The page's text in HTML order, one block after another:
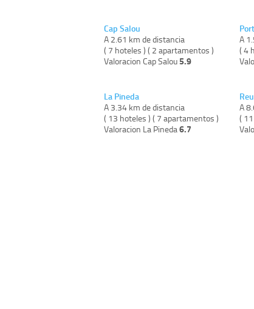
Cap Salou
A 2.61 km de distancia
( 7 hoteles ) ( 2 apartamentos )
Valoracion Cap Salou5.9
La Pineda
A 3.34 km de distancia
( 13 hoteles ) ( 7 apartamentos )
Valoracion La Pineda6.7
A
( 4
A
(